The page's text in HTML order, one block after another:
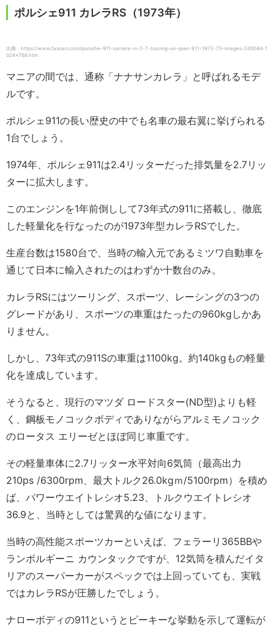
ポルシェ911 カレラRS（1973年）
出典：https://www.favcars.com/porsche-911-carrera-rs-2-7-touring-uk-spec-911-1972-73-images-245044-1
024×768.htm
マニアの間では、通称「ナナサンカレラ」と呼ばれるモデ
ルです。
ポルシェ911の長い歴史の中でも名車の最右翼に挙げられる
1台でしょう。
1974年、ポルシェ911は2.4リッターだった排気量を2.7リッ
ターに拡大します。
このエンジンを1年前倒しして73年式の911に搭載し、徹底
した軽量化を行なったのが1973年型カレラRSでした。
生産台数は1580台で、当時の輸入元であるミツワ自動車を
通じて日本に輸入されたのはわずか十数台のみ。
カレラRSにはツーリング、スポーツ、レーシングの3つの
グレードがあり、スポーツの車重はたったの960kgしかあ
りません。
しかし、73年式の911Sの車重は1100kg。約140kgもの軽量
化を達成しています。
そうなると、現行のマツダ ロードスター(ND型)よりも軽
く、鋼板モノコックボディでありながらアルミモノコック
のロータス エリーゼとほぼ同じ車重です。
その軽量車体に2.7リッター水平対向6気筒（最高出力
210ps /6300rpm、最大トルク26.0kgｍ/5100rpm）を積め
ば、パワーウエイトレシオ5.23、トルクウエイトレシオ
36.9と、当時としては驚異的な値になります。
当時の高性能スポーツカーといえば、フェラーリ365BBや
ランボルギーニ カウンタックですが、12気筒を積んだイタ
リアのスーパーカーがスペックでは上回っていても、実戦
ではカレラRSが圧勝したでしょう。
ナローボディの911というとピーキーな挙動を示して運転が